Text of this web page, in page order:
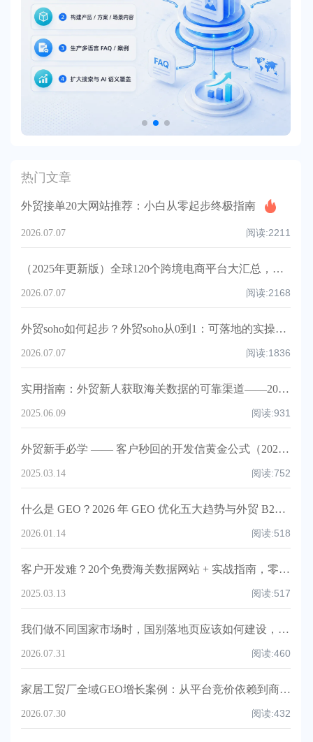
热门文章
外贸接单20大网站推荐：小白从零起步终极指南
2026.07.07 阅读:2211
（2025年更新版）全球120个跨境电商平台大汇总，附入驻要求、注册门槛和适合品类！
2026.07.07 阅读:2168
外贸soho如何起步？外贸soho从0到1：可落地的实操指南（含模板、清单、时间线与KPIs）
2026.07.07 阅读:1836
实用指南：外贸新人获取海关数据的可靠渠道——2025版！
2025.06.09 阅读:931
外贸新手必学 —— 客户秒回的开发信黄金公式（2025实操版）！
2025.03.14 阅读:752
什么是 GEO？2026 年 GEO 优化五大趋势与外贸 B2B 企业实战指南
2026.01.14 阅读:518
客户开发难？20个免费海关数据网站 + 实战指南，零成本精准挖掘采购商！
2025.03.13 阅读:517
我们做不同国家市场时，国别落地页应该如何建设，才能既符合当地采购搜索习惯，又不会因为重复内容或信息不一致影响 Google 和 AI 对品牌的理解？
2026.07.31 阅读:460
家居工贸厂全域GEO增长案例：从平台竞价依赖到商超精准询盘提升160%
2026.07.30 阅读:432